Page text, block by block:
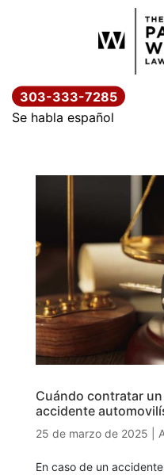
303-333-7285
Se habla español
Cuándo contratar
accidente
25 de marzo de 2025
En caso de un